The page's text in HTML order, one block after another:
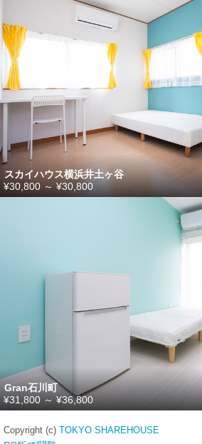
スカイハウス横浜井土ヶ谷
¥30,800 ～¥30,800
Gran石川町
¥31,800 ～¥36,800
Copyright (c) TOKYO SHAREHOUSE